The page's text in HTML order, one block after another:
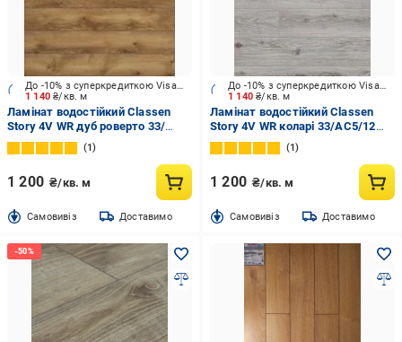
1 140₴/кв. м
До -10% з суперкредиткою Visa Вигода
Ламінат водостійкий Classen
Story 4V WR дуб роверто 33/
АС5/12 мм (55675)
1
1 200 ₴/кв. м
Cамовивіз Доставимо
1 140₴/кв. м
До -10% з суперкредиткою Visa Вигода
Ламінат водостійкий Classen
Story 4V WR коларі 33/АС5/12
мм (56130)
1
1 200 ₴/кв. м
Cамовивіз Доставимо